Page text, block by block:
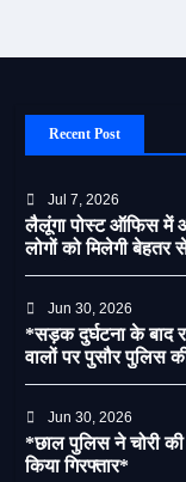
Recent Post
Jul 7, 2026
लैलूंगा पोस्ट ऑफिस में
लोगों को मिलेगी बेहतर
पर लगेगी रोक
Jun 30, 2026
*सड़क दुर्घटना के बाद
वालों पर पुसौर पुलिस
Jun 30, 2026
*छाल पुलिस ने चोरी
किया गिरफ्तार*